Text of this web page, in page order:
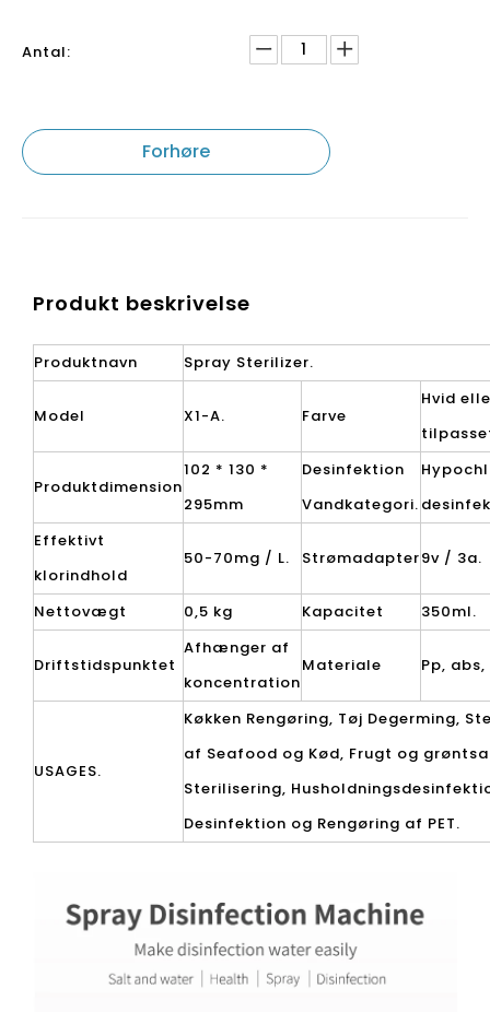
Antal:
Forhøre
Produkt beskrivelse
Produktnavn Spray Sterilizer.
Model X1-A. Farve
Hvid
Produktdimension
102 * 130 *
295mm
Desinfektion
Vandkategori.
Effektivt
klorindhold
50-70mg / L. Strømadapter9v / 3a.
Nettovægt 0,5 kg Kapacitet 350ml.
Driftstidspunktet
Afhænger af
koncentration
Materiale Pp,
USAGES.
Køkken Rengøring, Tøj Degerming,
af Seafood og Kød, Frugt og
Sterilisering,
Desinfektion og Rengøring af PET.